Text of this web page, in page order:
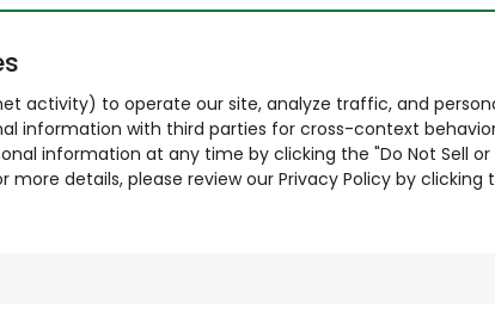
activity) to operate our site, analyze traffic, and
information with third parties for cross-context
information at any time by clicking the "Do Not Sell or
details, please review our Privacy Policy by clicking